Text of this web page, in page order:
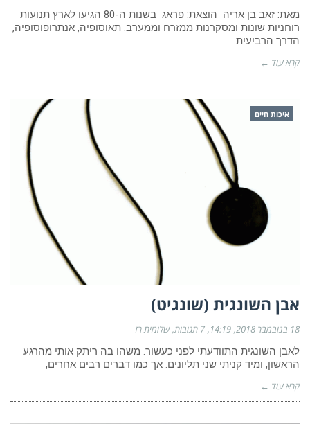
מאת: זאב בן אריה הוצאת: פראג בשנות ה-80 הגיעו לארץ תנועות
רוחניות שונות ומסקרנות ממזרח וממערב: תאוסופיה, אנתרופוסופיה,
הדרך הרביעית
קרא עוד ←
איכות חיים
אבן השונגית (שונגיט)
18 בנובמבר 2018 14:19 7 תגובות
שלומית רז
לאבן השונגית התוודעתי לפני כעשור. משהו בה ריתק אותי מהרגע
הראשון, ומיד קניתי שני תליונים. אך כמו דברים רבים אחרים,
קרא עוד ←